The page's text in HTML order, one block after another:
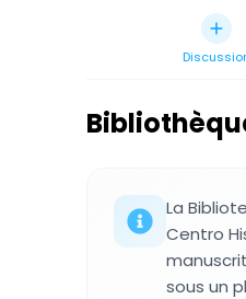
La
Centro
sous un